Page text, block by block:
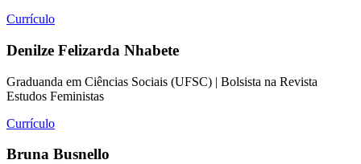
Currículo
Denilze Felizarda Nhabete
Graduanda em Ciências Sociais (UFSC) | Bolsista na Revista
Estudos Feministas
Currículo
Bruna Busnello